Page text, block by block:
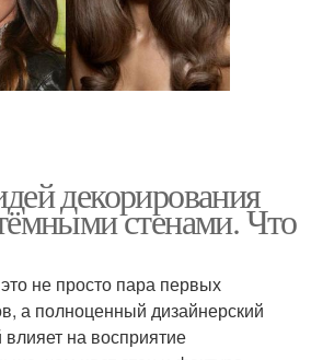
декорирования
стенами. Что
не просто пара первых
а полноценный дизайнерский
на восприятие